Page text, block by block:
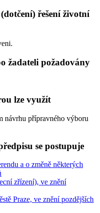
řešení životní
žadateli požadovány
lze využít
návrhu přípravného výboru
se postupuje
a o změně některých
zřízení), ve znění
Praze, ve znění pozdějších